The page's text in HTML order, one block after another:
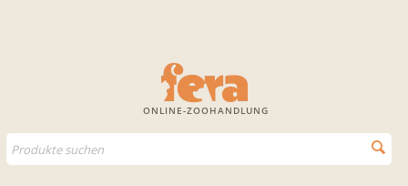
ONLINE-ZOOHANDLUNG